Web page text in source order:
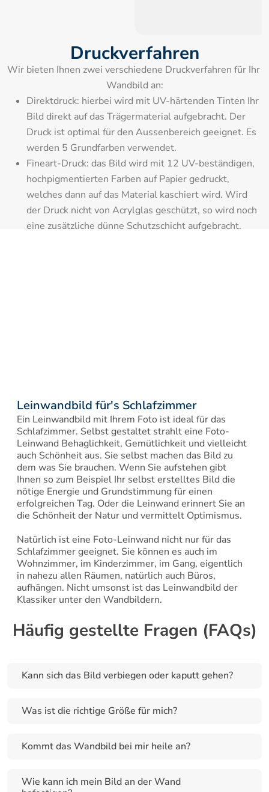
Druckverfahren
Wir bieten Ihnen zwei verschiedene Druckverfahren für Ihr
Wandbild an:
Direktdruck: hierbei wird mit UV-härtenden Tinten Ihr
Bild direkt auf das Trägermaterial aufgebracht. Der
Druck ist optimal für den Aussenbereich geeignet. Es
werden 5 Grundfarben verwendet.
Fineart-Druck: das Bild wird mit 12 UV-beständigen,
hochpigmentierten Farben auf Papier gedruckt,
welches dann auf das Material kaschiert wird. Wird
der Druck nicht von Acrylglas geschützt, so wird noch
eine zusätzliche dünne Schutzschicht aufgebracht.
Leinwandbild für's Schlafzimmer
Ein Leinwandbild mit Ihrem Foto ist ideal für das
Schlafzimmer. Selbst gestaltet strahlt eine Foto-
Leinwand Behaglichkeit, Gemütlichkeit und vielleicht
auch Schönheit aus. Sie selbst machen das Bild zu
dem was Sie brauchen. Wenn Sie aufstehen gibt
Ihnen so zum Beispiel Ihr selbst erstelltes Bild die
nötige Energie und Grundstimmung für einen
erfolgreichen Tag. Oder die Leinwand erinnert Sie an
die Schönheit der Natur und vermittelt Optimismus.
Natürlich ist eine Foto-Leinwand nicht nur für das
Schlafzimmer geeignet. Sie können es auch im
Wohnzimmer, im Kinderzimmer, im Gang, eigentlich
in nahezu allen Räumen, natürlich auch Büros,
aufhängen. Nicht umsonst ist das Leinwandbild der
Klassiker unter den Wandbildern.
Häufig gestellte Fragen (FAQs)
Kann sich das Bild verbiegen oder kaputt gehen?
Was ist die richtige Größe für mich?
Kommt das Wandbild bei mir heile an?
Wie kann ich mein Bild an der Wand